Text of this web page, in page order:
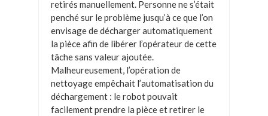
retirés manuellement. Personne ne s’était
penché sur le problème jusqu’à ce que l’on
envisage de décharger automatiquement
la pièce afin de libérer l’opérateur de cette
tâche sans valeur ajoutée.
Malheureusement, l’opération de
nettoyage empêchait l’automatisation du
déchargement : le robot pouvait
facilement prendre la pièce et retirer le